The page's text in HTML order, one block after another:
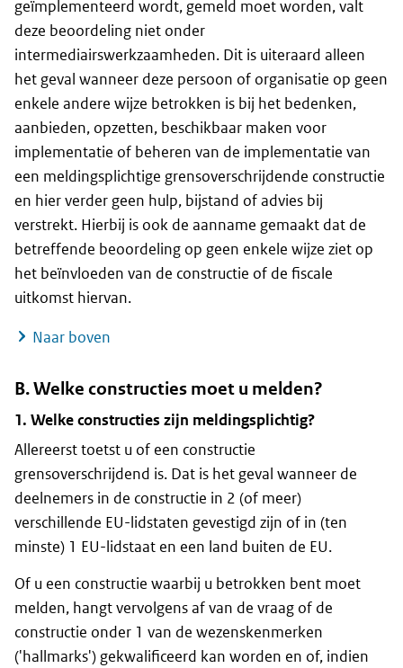
geïmplementeerd wordt, gemeld moet worden, valt
deze beoordeling niet onder
intermediairswerkzaamheden. Dit is uiteraard alleen
het geval wanneer deze persoon of organisatie op geen
enkele andere wijze betrokken is bij het bedenken,
aanbieden, opzetten, beschikbaar maken voor
implementatie of beheren van de implementatie van
een meldingsplichtige grensoverschrijdende constructie
en hier verder geen hulp, bijstand of advies bij
verstrekt. Hierbij is ook de aanname gemaakt dat de
betreffende beoordeling op geen enkele wijze ziet op
het beïnvloeden van de constructie of de fiscale
uitkomst hiervan.
Naar boven
B. Welke constructies moet u melden?
1. Welke constructies zijn meldingsplichtig?
Allereerst toetst u of een constructie
grensoverschrijdend is. Dat is het geval wanneer de
deelnemers in de constructie in 2 (of meer)
verschillende EU-lidstaten gevestigd zijn of in (ten
minste) 1 EU-lidstaat en een land buiten de EU.
Of u een constructie waarbij u betrokken bent moet
melden, hangt vervolgens af van de vraag of de
constructie onder 1 van de wezenskenmerken
('hallmarks') gekwalificeerd kan worden en of, indien